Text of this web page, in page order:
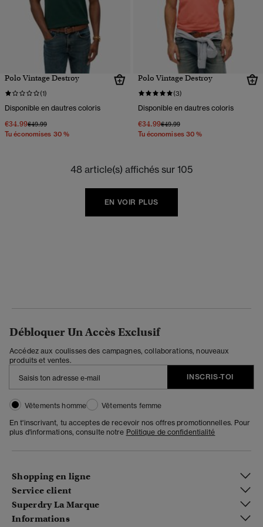
Polo Vintage Destroy
(1)
Disponible en dautres coloris
€34.99Prix réduit de
€49.99à
Tu économises 30 %
Polo Vintage Destroy
(3)
Disponible en dautres coloris
€34.99Prix réduit de
€49.99à
Tu économises 30 %
48 article(s) affichés sur 105
EN VOIR PLUS
Débloquer Un Accès Exclusif
Accédez aux coulisses des campagnes, collaborations, nouveaux
produits et ventes.
INSCRIS-TOI
Vêtements homme
Vêtements femme
En t'inscrivant, tu acceptes de recevoir nos offres promotionnelles. Pour
plus d'informations, consulte notre Politique de confidentialité
Shopping en ligne
Service client
Superdry La Marque
Informations